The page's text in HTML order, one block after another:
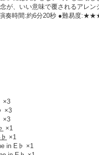
が、いい意味で覆されるアレン
奏時間:約6分20秒 ●難易度
×3
×3
×3
×1
×1
in E♭ ×1